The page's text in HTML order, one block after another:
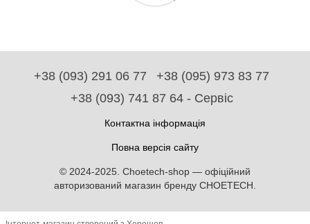
+38 (093) 291 06 77
+38 (095) 973 83 77
+38 (093) 741 87 64 - Сервіс
Контактна інформація
Повна версія сайту
© 2024-2025. Choetech-shop — офіційний
авторизований магазин бренду CHOETECH.